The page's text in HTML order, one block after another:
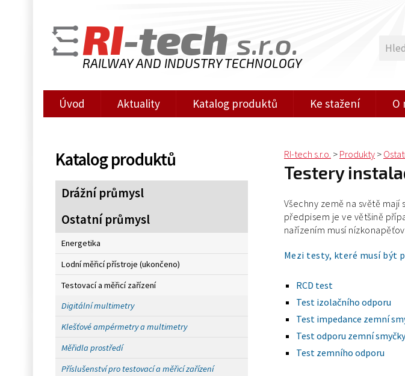
RI-tech s.r.o.
RAILWAY AND INDUSTRY TECHNOLOGY
Úvod Aktuality Katalog produktů Ke stažení O
Katalog produktů
Drážní průmysl
Ostatní průmysl
Energetika
Lodní měřicí přístroje (ukončeno)
Testovací a měřicí zařízení
Digitální multimetry
Klešťové ampérmetry a multimetry
Měřidla prostředí
Příslušenství pro testovací a měřicí zařízení
RI-tech s.r.o. > Produkty >
Testery
Všechny země na světě
předpisem je ve většině
nařízením musí
Mezi testy, které musí být
RCD test
Test izolačního odporu
Test impedance zemní
Test odporu zemní
Test zemního odporu